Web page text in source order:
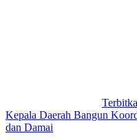
Kepala Daerah Bangun
dan Damai